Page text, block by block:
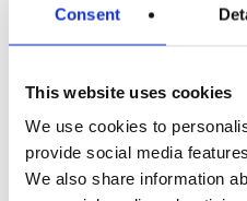
Consent
This website uses cookies
We use cookies to
provide social media
We also share information
réduisant la
maintenant un haut niveau
Informations pratiques
Lieu : Centre de Congrès